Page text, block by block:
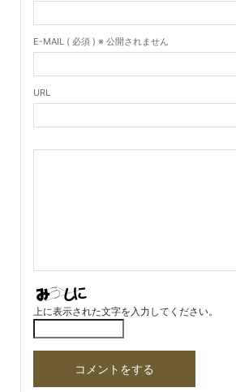
E-MAIL ( 必須 ) ※ 公開されません
URL
上に表示された文字を入力してください。